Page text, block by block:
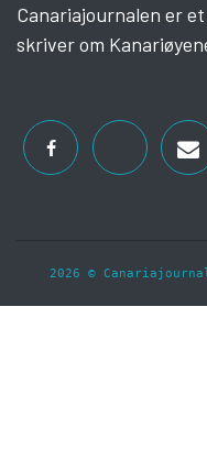
Canariajournalen er
skriver om
2026 ©